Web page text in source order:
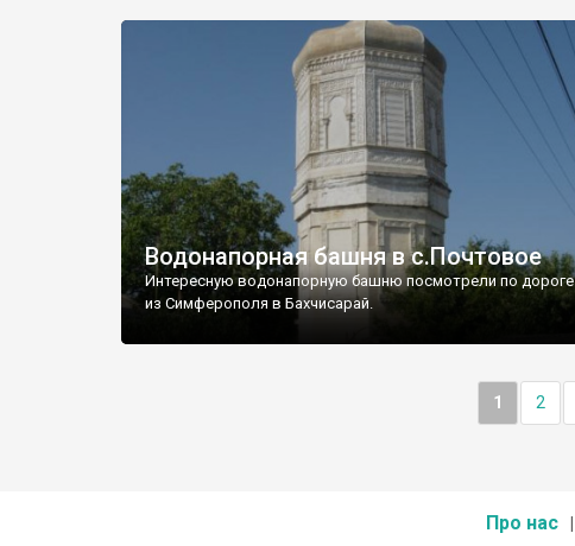
Водонапорная башня в с.Почтовое
Интересную водонапорную башню посмотрели по дороге
из Симферополя в Бахчисарай.
1 2
Про нас